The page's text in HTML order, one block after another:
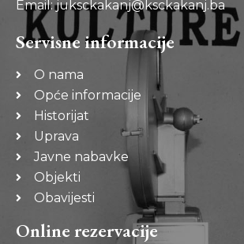
Email: juksckakanj@ksckakanj.ba
Servisne informacije
O nama
Opće informacije
Historijat
Uprava
Javne nabavke
Objekti
Obavijesti
Online rezervacije